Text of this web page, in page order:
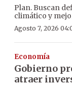
Plan. Buscan
climático y
Agosto 7, 2026
Economía
Gobierno
atraer